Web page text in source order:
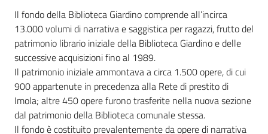
fare
Scopri
i
contenuti
Il fondo della Biblioteca Giardino comprende all’incirca
13.000 volumi di narrativa e saggistica per ragazzi, frutto del
patrimonio librario iniziale della Biblioteca Giardino e delle
successive acquisizioni fino al 1989.
Il patrimonio iniziale ammontava a circa 1.500 opere, di cui
900 appartenute in precedenza alla Rete di prestito di
Imola; altre 450 opere furono trasferite nella nuova sezione
dal patrimonio della Biblioteca comunale stessa.
Il fondo è costituito prevalentemente da opere di narrativa